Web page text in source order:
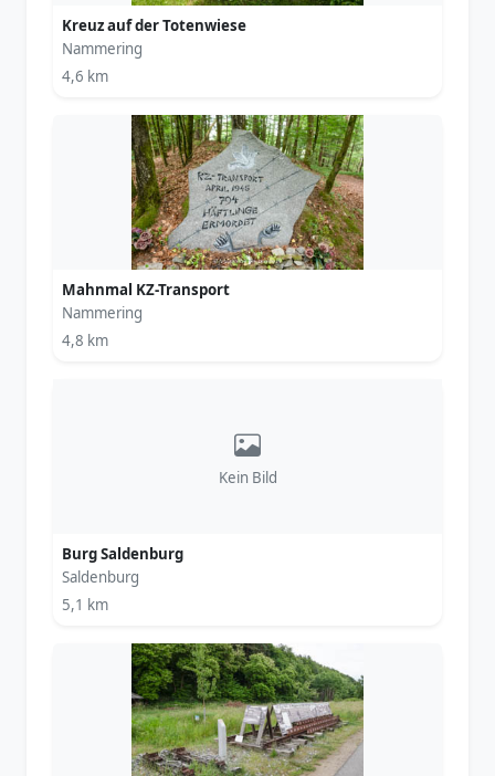
Kreuz auf der Totenwiese
Nammering
4,6 km
Mahnmal KZ-Transport
Nammering
4,8 km
Kein Bild
Burg Saldenburg
Saldenburg
5,1 km